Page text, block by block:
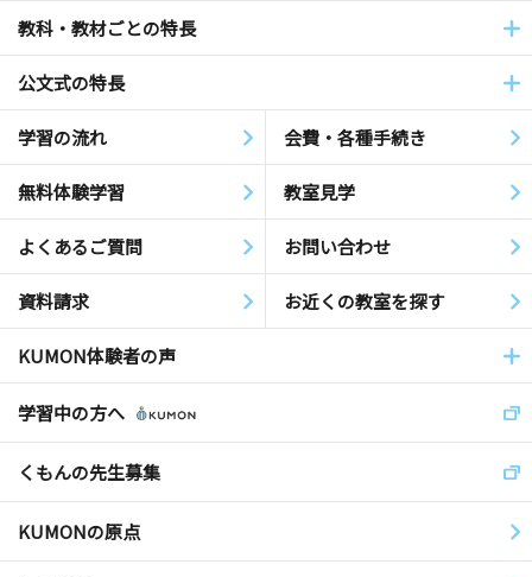
教科・教材ごとの特長
公文式の特長
学習の流れ 会費・各種手続き
無料体験学習 教室見学
よくあるご質問 お問い合わせ
資料請求 お近くの教室を探す
KUMON体験者の声
学習中の方へ
くもんの先生募集
KUMONの原点